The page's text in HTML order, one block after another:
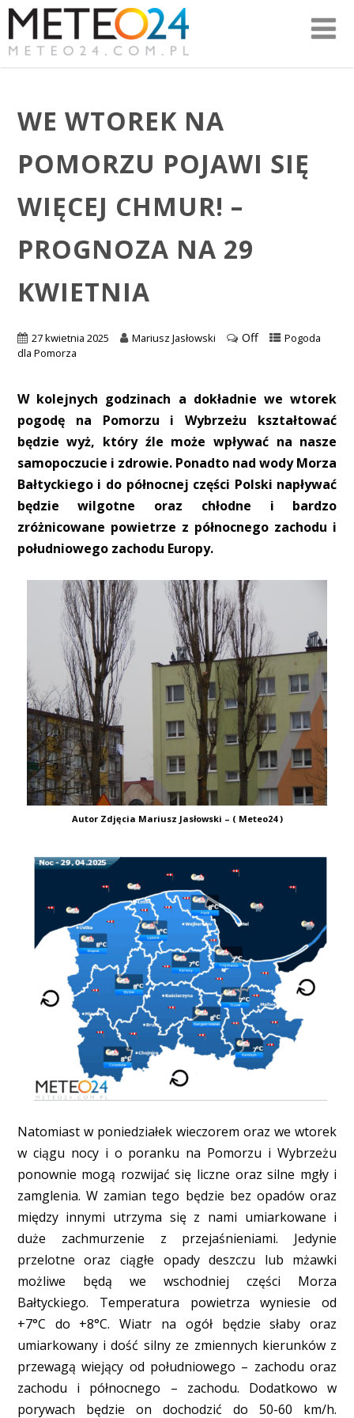
WE WTOREK NA
POMORZU POJAWI SIĘ
WIĘCEJ CHMUR! –
PROGNOZA NA 29
KWIETNIA
27 kwietnia 2025 Mariusz Jasłowski Off
Pogoda
dla Pomorza
W kolejnych godzinach a dokładnie we wtorek
pogodę na Pomorzu i Wybrzeżu kształtować
będzie wyż, który źle może wpływać na nasze
samopoczucie i zdrowie. Ponadto nad wody Morza
Bałtyckiego i do północnej części Polski napływać
będzie wilgotne oraz chłodne i bardzo
zróżnicowane powietrze z północnego zachodu i
południowego zachodu Europy.
Autor Zdjęcia Mariusz Jasłowski – ( Meteo24 )
Natomiast w poniedziałek wieczorem oraz we wtorek
w ciągu nocy i o poranku na Pomorzu i Wybrzeżu
ponownie mogą rozwijać się liczne oraz silne mgły i
zamglenia. W zamian tego będzie bez opadów oraz
między innymi utrzyma się z nami umiarkowane i
duże zachmurzenie z przejaśnieniami. Jedynie
przelotne oraz ciągłe opady deszczu lub mżawki
możliwe będą we wschodniej części Morza
Bałtyckiego. Temperatura powietrza wyniesie od
+7°C do +8°C. Wiatr na ogół będzie słaby oraz
umiarkowany i dość silny ze zmiennych kierunków z
przewagą wiejący od południowego – zachodu oraz
zachodu i północnego – zachodu. Dodatkowo w
porywach będzie on dochodzić do 50-60 km/h.